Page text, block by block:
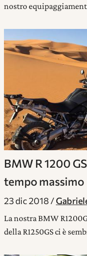
nostro
BMW R 1200
tempo massimo
23 dic 2018
La nostra BMW
della R1250GS ci è